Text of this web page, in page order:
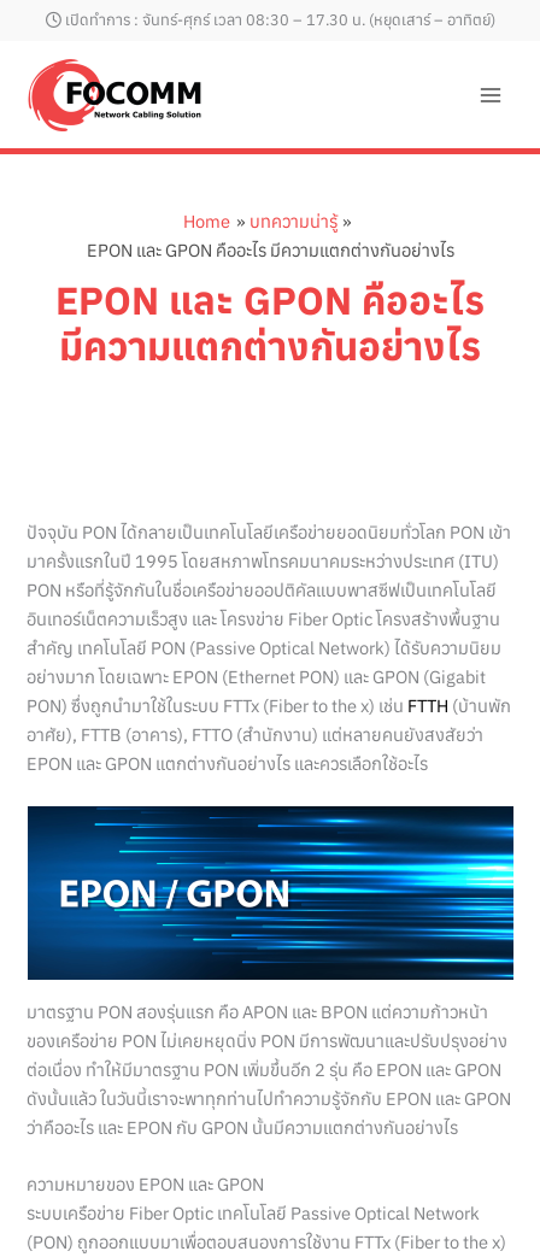
content
เปิดทำการ : จันทร์-ศุกร์ เวลา 08:30 – 17.30 น. (หยุดเสาร์ – อาทิตย์)
Home
บทความน่ารู้
EPON และ GPON คืออะไร มีความแตกต่างกันอย่างไร
EPON และ GPON คืออะไร
มีความแตกต่างกันอย่างไร
ปัจจุบัน PON ได้กลายเป็นเทคโนโลยีเครือข่ายยอดนิยมทั่วโลก PON เข้า
มาครั้งแรกในปี 1995 โดยสหภาพโทรคมนาคมระหว่างประเทศ (ITU)
PON หรือที่รู้จักกันในชื่อเครือข่ายออปติคัลแบบพาสซีฟเป็นเทคโนโลยี
อินเทอร์เน็ตความเร็วสูง และ โครงข่าย Fiber Optic โครงสร้างพื้นฐาน
สำคัญ เทคโนโลยี PON (Passive Optical Network) ได้รับความนิยม
อย่างมาก โดยเฉพาะ EPON (Ethernet PON) และ GPON (Gigabit
PON) ซึ่งถูกนำมาใช้ในระบบ FTTx (Fiber to the x) เช่น FTTH (บ้านพัก
อาศัย), FTTB (อาคาร), FTTO (สำนักงาน) แต่หลายคนยังสงสัยว่า
EPON และ GPON แตกต่างกันอย่างไร และควรเลือกใช้อะไร
มาตรฐาน PON สองรุ่นแรก คือ APON และ BPON แต่ความก้าวหน้า
ของเครือข่าย PON ไม่เคยหยุดนิ่ง PON มีการพัฒนาและปรับปรุงอย่าง
ต่อเนื่อง ทำให้มีมาตรฐาน PON เพิ่มขึ้นอีก 2 รุ่น คือ EPON และ GPON
ดังนั้นแล้ว ในวันนี้เราจะพาทุกท่านไปทำความรู้จักกับ EPON และ GPON
ว่าคืออะไร และ EPON กับ GPON นั้นมีความแตกต่างกันอย่างไร
ความหมายของ EPON และ GPON
ระบบเครือข่าย Fiber Optic เทคโนโลยี Passive Optical Network
(PON) ถูกออกแบบมาเพื่อตอบสนองการใช้งาน FTTx (Fiber to the x)